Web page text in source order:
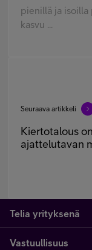
pienillä ja isoilla
kasvu ...
Seuraava artikkeli
Kiertotalous
ajattelutavan
Telia yrityksenä
Telia Finland
Vastuullisuus